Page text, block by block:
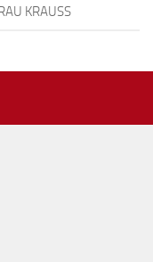
KRAUSS